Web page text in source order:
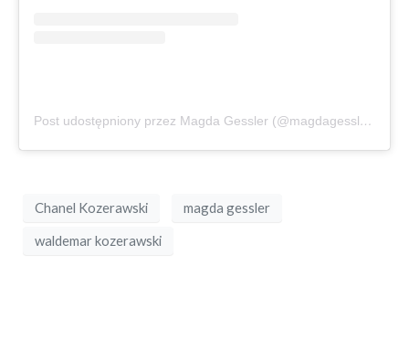
Post udostępniony przez Magda Gessler (@magdagessler_official)
Chanel Kozerawski magda gessler
waldemar kozerawski